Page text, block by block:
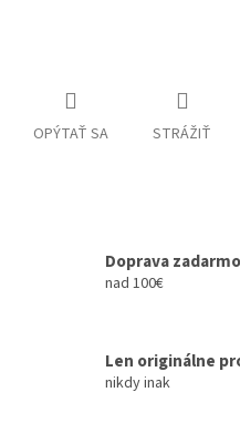
OPÝTAŤ SA STRÁŽIŤ
Doprava zadarmo
nad 100€
Len originálne
nikdy inak